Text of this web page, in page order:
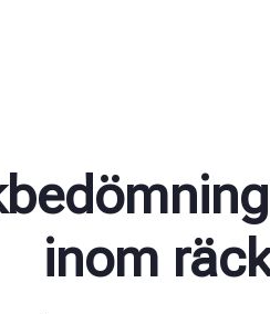
inom